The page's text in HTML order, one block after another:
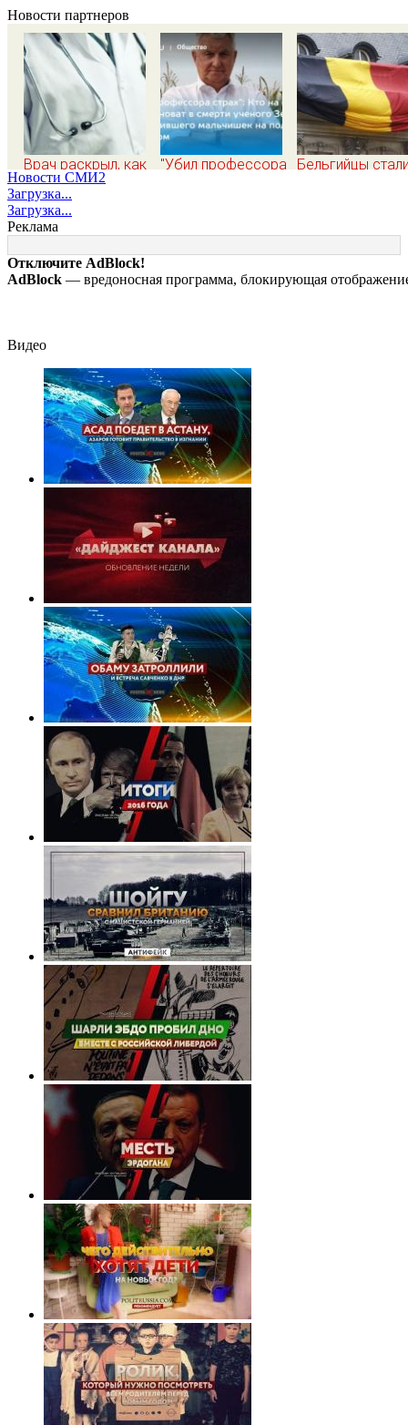
Новости партнеров
Врач раскрыл, как
распознать
опасный тромб
"Убил профессора
ученого Зезина,
остановившего
мальчишек на поле
Бельгийцы
посольстве РФ
Новости СМИ2
Загрузка...
Загрузка...
Реклама
Отключите AdBlock!
AdBlock — вредоносная программа, блокирующая
Видео